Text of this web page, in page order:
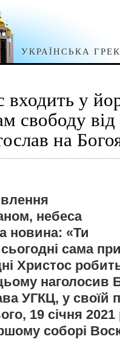
УКРАЇНСЬКА
у
свободу
на
небеса
новина: «Ти
сама
Христос
наголосив
УГКЦ, у своїй
19 січня 2021
соборі